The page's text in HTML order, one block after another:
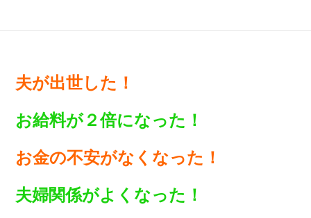
夫が出世した！
お給料が２倍になった！
お金の不安がなくなった！
夫婦関係がよくなった！